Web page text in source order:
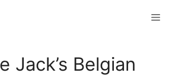
Jack’s Belgian